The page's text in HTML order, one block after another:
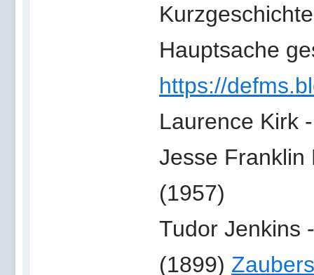
Hauptsache
https://
Laurence Kirk
Jesse Franklin
(1957)
Tudor Jenkins
(1899)